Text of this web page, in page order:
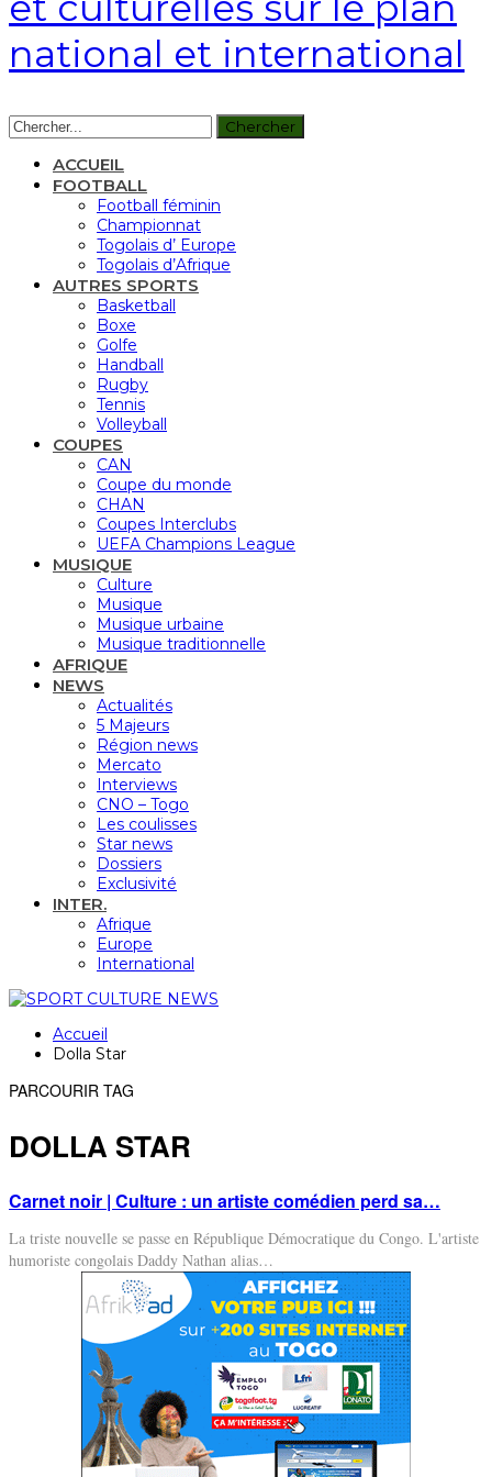
national et international
ACCUEIL
FOOTBALL
Football féminin
Championnat
Togolais d’ Europe
Togolais d’Afrique
AUTRES SPORTS
Basketball
Boxe
Golfe
Handball
Rugby
Tennis
Volleyball
COUPES
CAN
Coupe du monde
CHAN
Coupes Interclubs
UEFA Champions League
MUSIQUE
Culture
Musique
Musique urbaine
Musique traditionnelle
AFRIQUE
NEWS
Actualités
5 Majeurs
Région news
Mercato
Interviews
CNO – Togo
Les coulisses
Star news
Dossiers
Exclusivité
INTER.
Afrique
Europe
International
Accueil
Dolla Star
PARCOURIR TAG
DOLLA STAR
Carnet noir | Culture : un artiste comédien perd sa…
La triste nouvelle se passe en République Démocratique du Congo. L'artiste
humoriste congolais Daddy Nathan alias…